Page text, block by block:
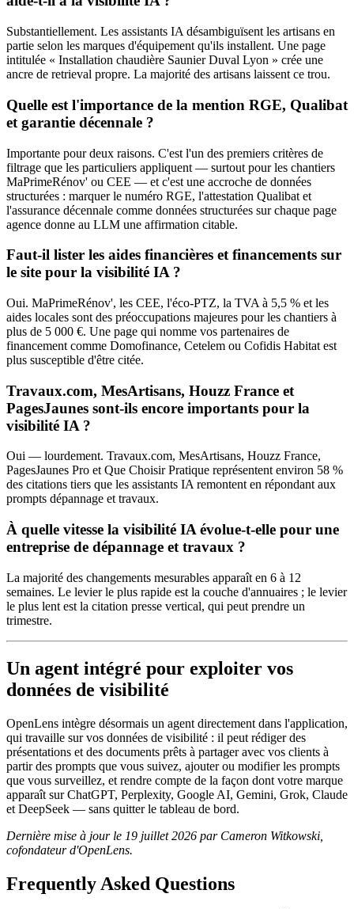
Substantiellement. Les assistants IA désambiguïsent les artisans en
partie selon les marques d'équipement qu'ils installent. Une page
intitulée « Installation chaudière Saunier Duval Lyon » crée une
ancre de retrieval propre. La majorité des artisans laissent ce trou.
Quelle est l'importance de la mention RGE, Qualibat
et garantie décennale ?
Importante pour deux raisons. C'est l'un des premiers critères de
filtrage que les particuliers appliquent — surtout pour les chantiers
MaPrimeRénov' ou CEE — et c'est une accroche de données
structurées : marquer le numéro RGE, l'attestation Qualibat et
l'assurance décennale comme données structurées sur chaque page
agence donne au LLM une affirmation citable.
Faut-il lister les aides financières et financements sur
le site pour la visibilité IA ?
Oui. MaPrimeRénov', les CEE, l'éco-PTZ, la TVA à 5,5 % et les
aides locales sont des préoccupations majeures pour les chantiers à
plus de 5 000 €. Une page qui nomme vos partenaires de
financement comme Domofinance, Cetelem ou Cofidis Habitat est
plus susceptible d'être citée.
Travaux.com, MesArtisans, Houzz France et
PagesJaunes sont-ils encore importants pour la
visibilité IA ?
Oui — lourdement. Travaux.com, MesArtisans, Houzz France,
PagesJaunes Pro et Que Choisir Pratique représentent environ 58 %
des citations tiers que les assistants IA remontent en répondant aux
prompts dépannage et travaux.
À quelle vitesse la visibilité IA évolue-t-elle pour une
entreprise de dépannage et travaux ?
La majorité des changements mesurables apparaît en 6 à 12
semaines. Le levier le plus rapide est la couche d'annuaires ; le levier
le plus lent est la citation presse vertical, qui peut prendre un
trimestre.
Un agent intégré pour exploiter vos
données de visibilité
OpenLens intègre désormais un agent directement dans l'application,
qui travaille sur vos données de visibilité : il peut rédiger des
présentations et des documents prêts à partager avec vos clients à
partir des prompts que vous suivez, ajouter ou modifier les prompts
que vous surveillez, et rendre compte de la façon dont votre marque
apparaît sur ChatGPT, Perplexity, Google AI, Gemini, Grok, Claude
et DeepSeek — sans quitter le tableau de bord.
Dernière mise à jour le 19 juillet 2026 par Cameron Witkowski,
cofondateur d'OpenLens.
Frequently Asked Questions